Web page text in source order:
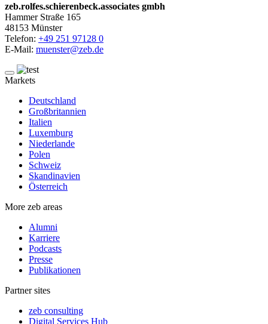
zeb.rolfes.schierenbeck.associates gmbh
Hammer Straße 165
48153 Münster
Telefon: +49 251 97128 0
E-Mail: muenster@zeb.de
Markets
Deutschland
Großbritannien
Italien
Luxemburg
Niederlande
Polen
Schweiz
Skandinavien
Österreich
More zeb areas
Alumni
Karriere
Podcasts
Presse
Publikationen
Partner sites
zeb consulting
Digital Services Hub